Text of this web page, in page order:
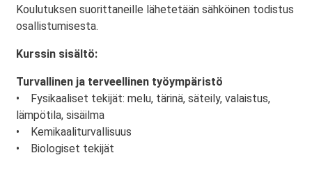
Koulutuksen suorittaneille lähetetään sähköinen todistus
osallistumisesta.
Kurssin sisältö:
Turvallinen ja terveellinen työympäristö
• Fysikaaliset tekijät: melu, tärinä, säteily, valaistus,
lämpötila, sisäilma
• Kemikaaliturvallisuus
• Biologiset tekijät